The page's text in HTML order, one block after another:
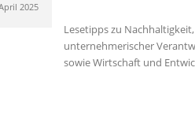
2025
Lesetipps zu Nachhaltigkeit,
unternehmerischer
sowie Wirtschaft und